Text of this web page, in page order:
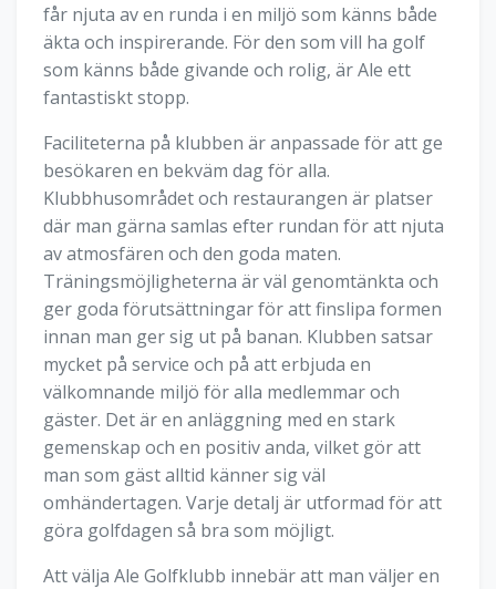
får njuta av en runda i en miljö som känns både
äkta och inspirerande. För den som vill ha golf
som känns både givande och rolig, är Ale ett
fantastiskt stopp.
Faciliteterna på klubben är anpassade för att ge
besökaren en bekväm dag för alla.
Klubbhusområdet och restaurangen är platser
där man gärna samlas efter rundan för att njuta
av atmosfären och den goda maten.
Träningsmöjligheterna är väl genomtänkta och
ger goda förutsättningar för att finslipa formen
innan man ger sig ut på banan. Klubben satsar
mycket på service och på att erbjuda en
välkomnande miljö för alla medlemmar och
gäster. Det är en anläggning med en stark
gemenskap och en positiv anda, vilket gör att
man som gäst alltid känner sig väl
omhändertagen. Varje detalj är utformad för att
göra golfdagen så bra som möjligt.
Att välja Ale Golfklubb innebär att man väljer en